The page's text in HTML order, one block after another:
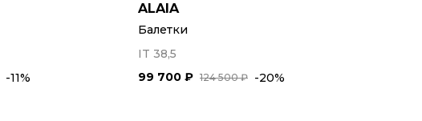
-11%
ALAIA
Балетки
IT 38,5
124 500 ₽
99 700 ₽ -20%